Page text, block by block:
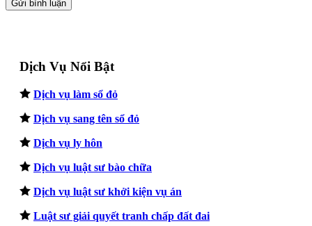
Dịch Vụ Nổi Bật
Dịch vụ làm sổ đỏ
Dịch vụ sang tên sổ đỏ
Dịch vụ ly hôn
Dịch vụ luật sư bào chữa
Dịch vụ luật sư khởi kiện vụ án
Luật sư giải quyết tranh chấp đất đai